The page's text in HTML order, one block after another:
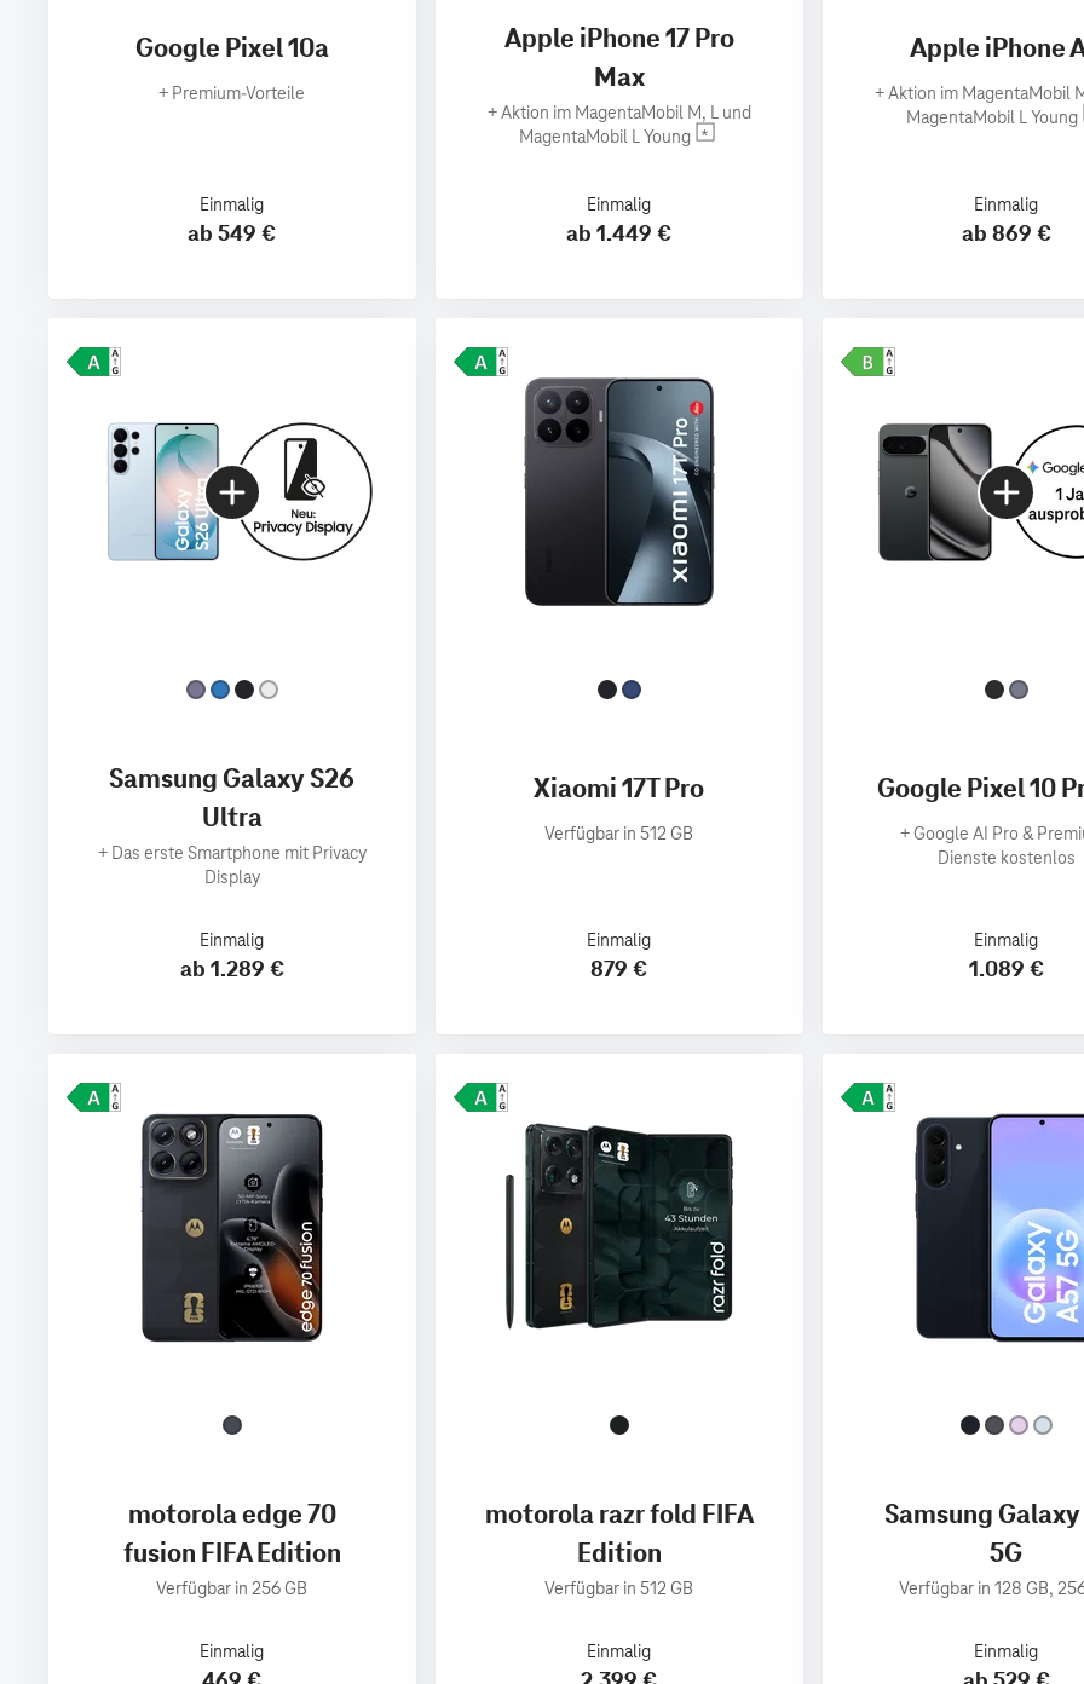
Google Pixel 10a
+ Premium‑Vorteile
Einmalig
ab 549 €
Apple iPhone 17 Pro
Max
+Aktion im MagentaMobil M, L und
MagentaMobil L Young
Einmalig
ab 1.449 €
Apple iPhone
+Aktion im MagentaMobil
MagentaMobil L Young
Einmalig
ab 869 €
Samsung Galaxy S26
Ultra
+ Das erste Smartphone mit Privacy
Display
Einmalig
ab 1.289 €
Xiaomi 17T Pro
Verfügbar in 512 GB
Einmalig
879 €
Google Pixel 10
+Google AI Pro &
Dienste kostenlos
Einmalig
1.089 €
motorola edge 70
fusion FIFA Edition
Verfügbar in 256 GB
Einmalig
motorola razr fold FIFA
Edition
Verfügbar in 512 GB
Einmalig
Samsung Galaxy
5G
Verfügbar in 128 GB,
Einmalig